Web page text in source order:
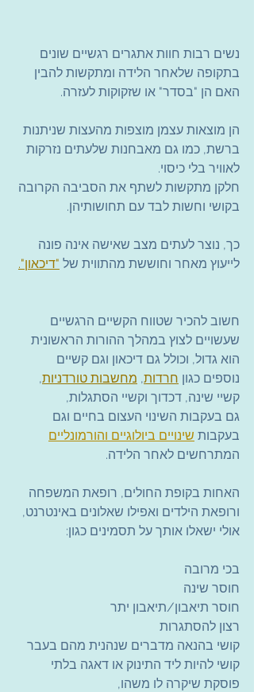
נשים רבות חוות אתגרים רגשיים שונים
בתקופה שלאחר הלידה ומתקשות להבין
האם הן "בסדר" או שזקוקות לעזרה.
הן מוצאות עצמן מוצפות מהעצות שניתנות
ברשת, כמו גם מאבחנות שלעתים נזרקות
לאוויר בלי כיסוי.
חלקן מתקשות לשתף את הסביבה הקרובה
בקושי וחשות לבד עם תחושותיהן.
כך, נוצר לעתים מצב שאישה אינה פונה
לייעוץ מאחר וחוששת מהתווית של "דיכאון".
חשוב להכיר שטווח הקשיים הרגשיים
שעשויים לצוץ במהלך ההורות הראשונית
הוא גדול, וכולל גם דיכאון וגם קשיים
נוספים כגון חרדות, מחשבות טורדניות,
קשיי שינה, דכדוך וקשיי הסתגלות,
גם בעקבות השינוי העצום בחיים וגם
בעקבות שינויים ביולוגיים והורמונליים
המתרחשים לאחר הלידה.
האחות בקופת החולים, רופאת המשפחה
ורופאת הילדים ואפילו שאלונים באינטרנט,
אולי ישאלו אותך על תסמינים כגון:
בכי מרובה
חוסר שינה
חוסר תיאבון/תיאבון יתר
רצון להסתגרות
קושי בהנאה מדברים שנהנית מהם בעבר
קושי להיות ליד התינוק או דאגה בלתי
פוסקת שיקרה לו משהו,